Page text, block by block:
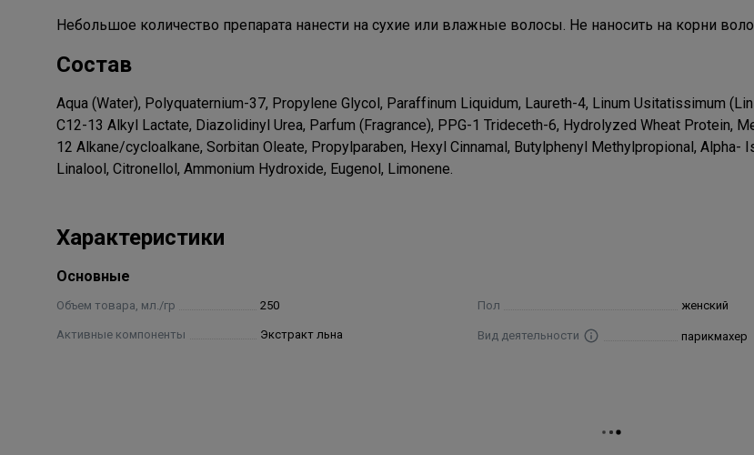
Небольшое количество препарата нанести на сухие или влажные волосы. Не наносить на корни
Состав
Aqua (Water), Polyquaternium-37, Propylene Glycol, Paraffinum Liquidum, Laureth-4, Linum Usitatissimum
C12-13 Alkyl Lactate, Diazolidinyl Urea, Parfum (Fragrance), PPG-1 Trideceth-6, Hydrolyzed Wheat Protein,
12 Alkane/cycloalkane, Sorbitan Oleate, Propylparaben, Hexyl Cinnamal, Butylphenyl Methylpropional, Alpha-
Linalool, Citronellol, Ammonium Hydroxide, Eugenol, Limonene.
Характеристики
Основные
Объем товара, мл./гр 250
Активные компоненты Экстракт льна
Пол женский
Вид деятельности парикмахер